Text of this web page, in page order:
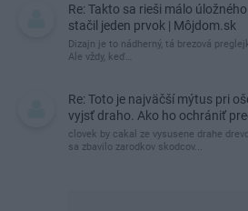
Re: Takto sa rieši málo
stačil jeden prvok | Môjdom.sk
Dizajn je to nádherný, tá brezová
Ale vždy, keď…
Re: Toto je najväčší mýtus pri
vyjsť draho. Ako ho ochrániť
clovek by cakal ze vysusene drahe
sa zbavilo zarodkov skodcov...